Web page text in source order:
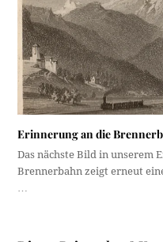
Erinnerung an die
Das nächste Bild in unserem
Brennerbahn zeigt erneut
…